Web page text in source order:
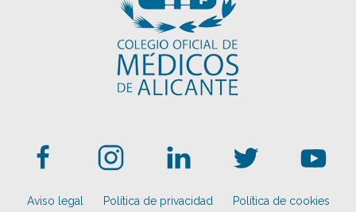
Aviso legal Política de privacidad Política de cookies